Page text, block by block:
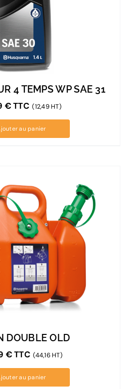
4 TEMPS WP SAE 31
€TTC (12,49 HT)
au panier
DOUBLE OLD
€TTC (44,16 HT)
au panier